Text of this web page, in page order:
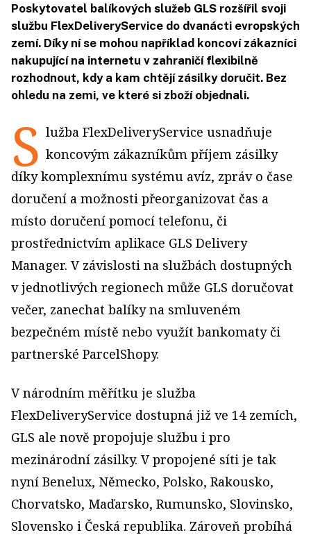
Poskytovatel balíkových služeb GLS rozšířil svoji
službu FlexDeliveryService do dvanácti evropských
zemí. Díky ní se mohou například koncoví zákazníci
nakupující na internetu v zahraničí flexibilně
rozhodnout, kdy a kam chtějí zásilky doručit. Bez
ohledu na zemi, ve které si zboží objednali.
S lužba FlexDeliveryService usnadňuje
koncovým zákazníkům příjem zásilky
díky komplexnímu systému avíz, zpráv o čase
doručení a možnosti přeorganizovat čas a
místo doručení pomocí telefonu, či
prostřednictvím aplikace GLS Delivery
Manager. V závislosti na službách dostupných
v jednotlivých regionech může GLS doručovat
večer, zanechat balíky na smluveném
bezpečném místě nebo využít bankomaty či
partnerské ParcelShopy.
V národním měřítku je služba
FlexDeliveryService dostupná již ve 14 zemích,
GLS ale nově propojuje službu i pro
mezinárodní zásilky. V propojené síti je tak
nyní Benelux, Německo, Polsko, Rakousko,
Chorvatsko, Maďarsko, Rumunsko, Slovinsko,
Slovensko i Česká republika. Zároveň probíhá